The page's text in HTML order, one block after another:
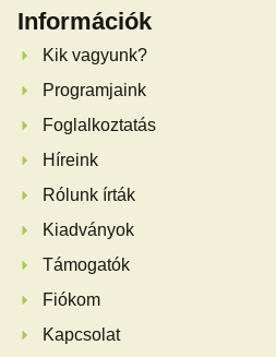
Információk
Kik vagyunk?
Programjaink
Foglalkoztatás
Híreink
Rólunk írták
Kiadványok
Támogatók
Fiókom
Kapcsolat